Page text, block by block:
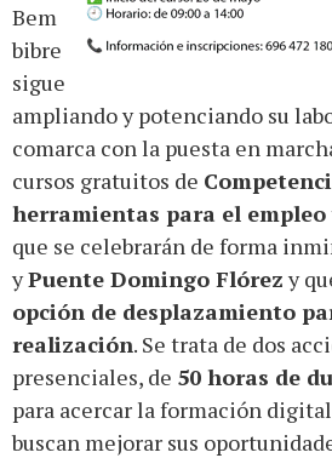
Bem
bibre
sigue
ampliando y potenciando su
comarca con la puesta en
cursos gratuitos de
herramientas para el
que se celebrarán de forma
yPuente Domingo Flórez y
opción de desplazamiento
realización. Se trata de dos
presenciales, de 50 horas de
para acercar la formación
buscan mejorar sus